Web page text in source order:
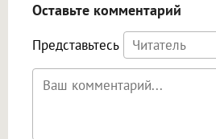
Оставьте комментарий
Представьтесь